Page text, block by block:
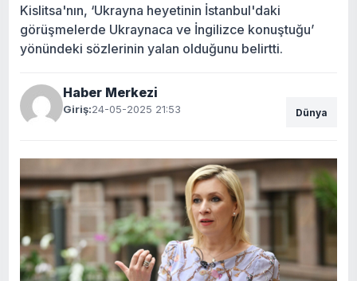
Kislitsa'nın, ‘Ukrayna heyetinin İstanbul'daki
görüşmelerde Ukraynaca ve İngilizce konuştuğu’
yönündeki sözlerinin yalan olduğunu belirtti.
Haber Merkezi
Giriş:24-05-2025 21:53 Dünya